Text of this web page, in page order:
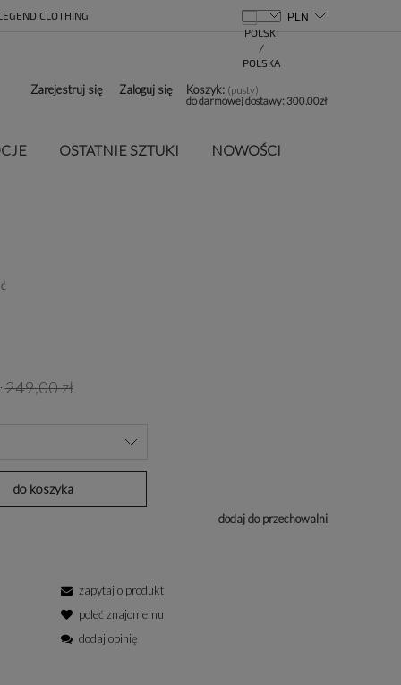
Koszyk: (pusty)
do darmowej dostawy: 300.00zł
Zarejestruj się Zaloguj się
OSTATNIE SZTUKI NOWOŚCI
249,00 zł
do koszyka
dodaj do przechowalni
zapytaj o produkt
poleć znajomemu
dodaj opinię